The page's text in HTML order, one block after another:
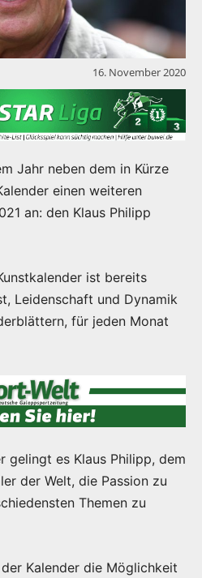
16. November 2020
Jahr neben dem in Kürze
einen weiteren
an: den Klaus Philipp
ist bereits
Leidenschaft und Dynamik
für jeden Monat
gelingt es Klaus Philipp, dem
der Welt, die Passion zu
Themen zu
Kalender die Möglichkeit